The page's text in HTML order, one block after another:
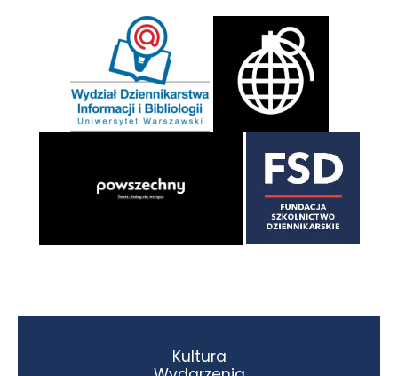
Kultura